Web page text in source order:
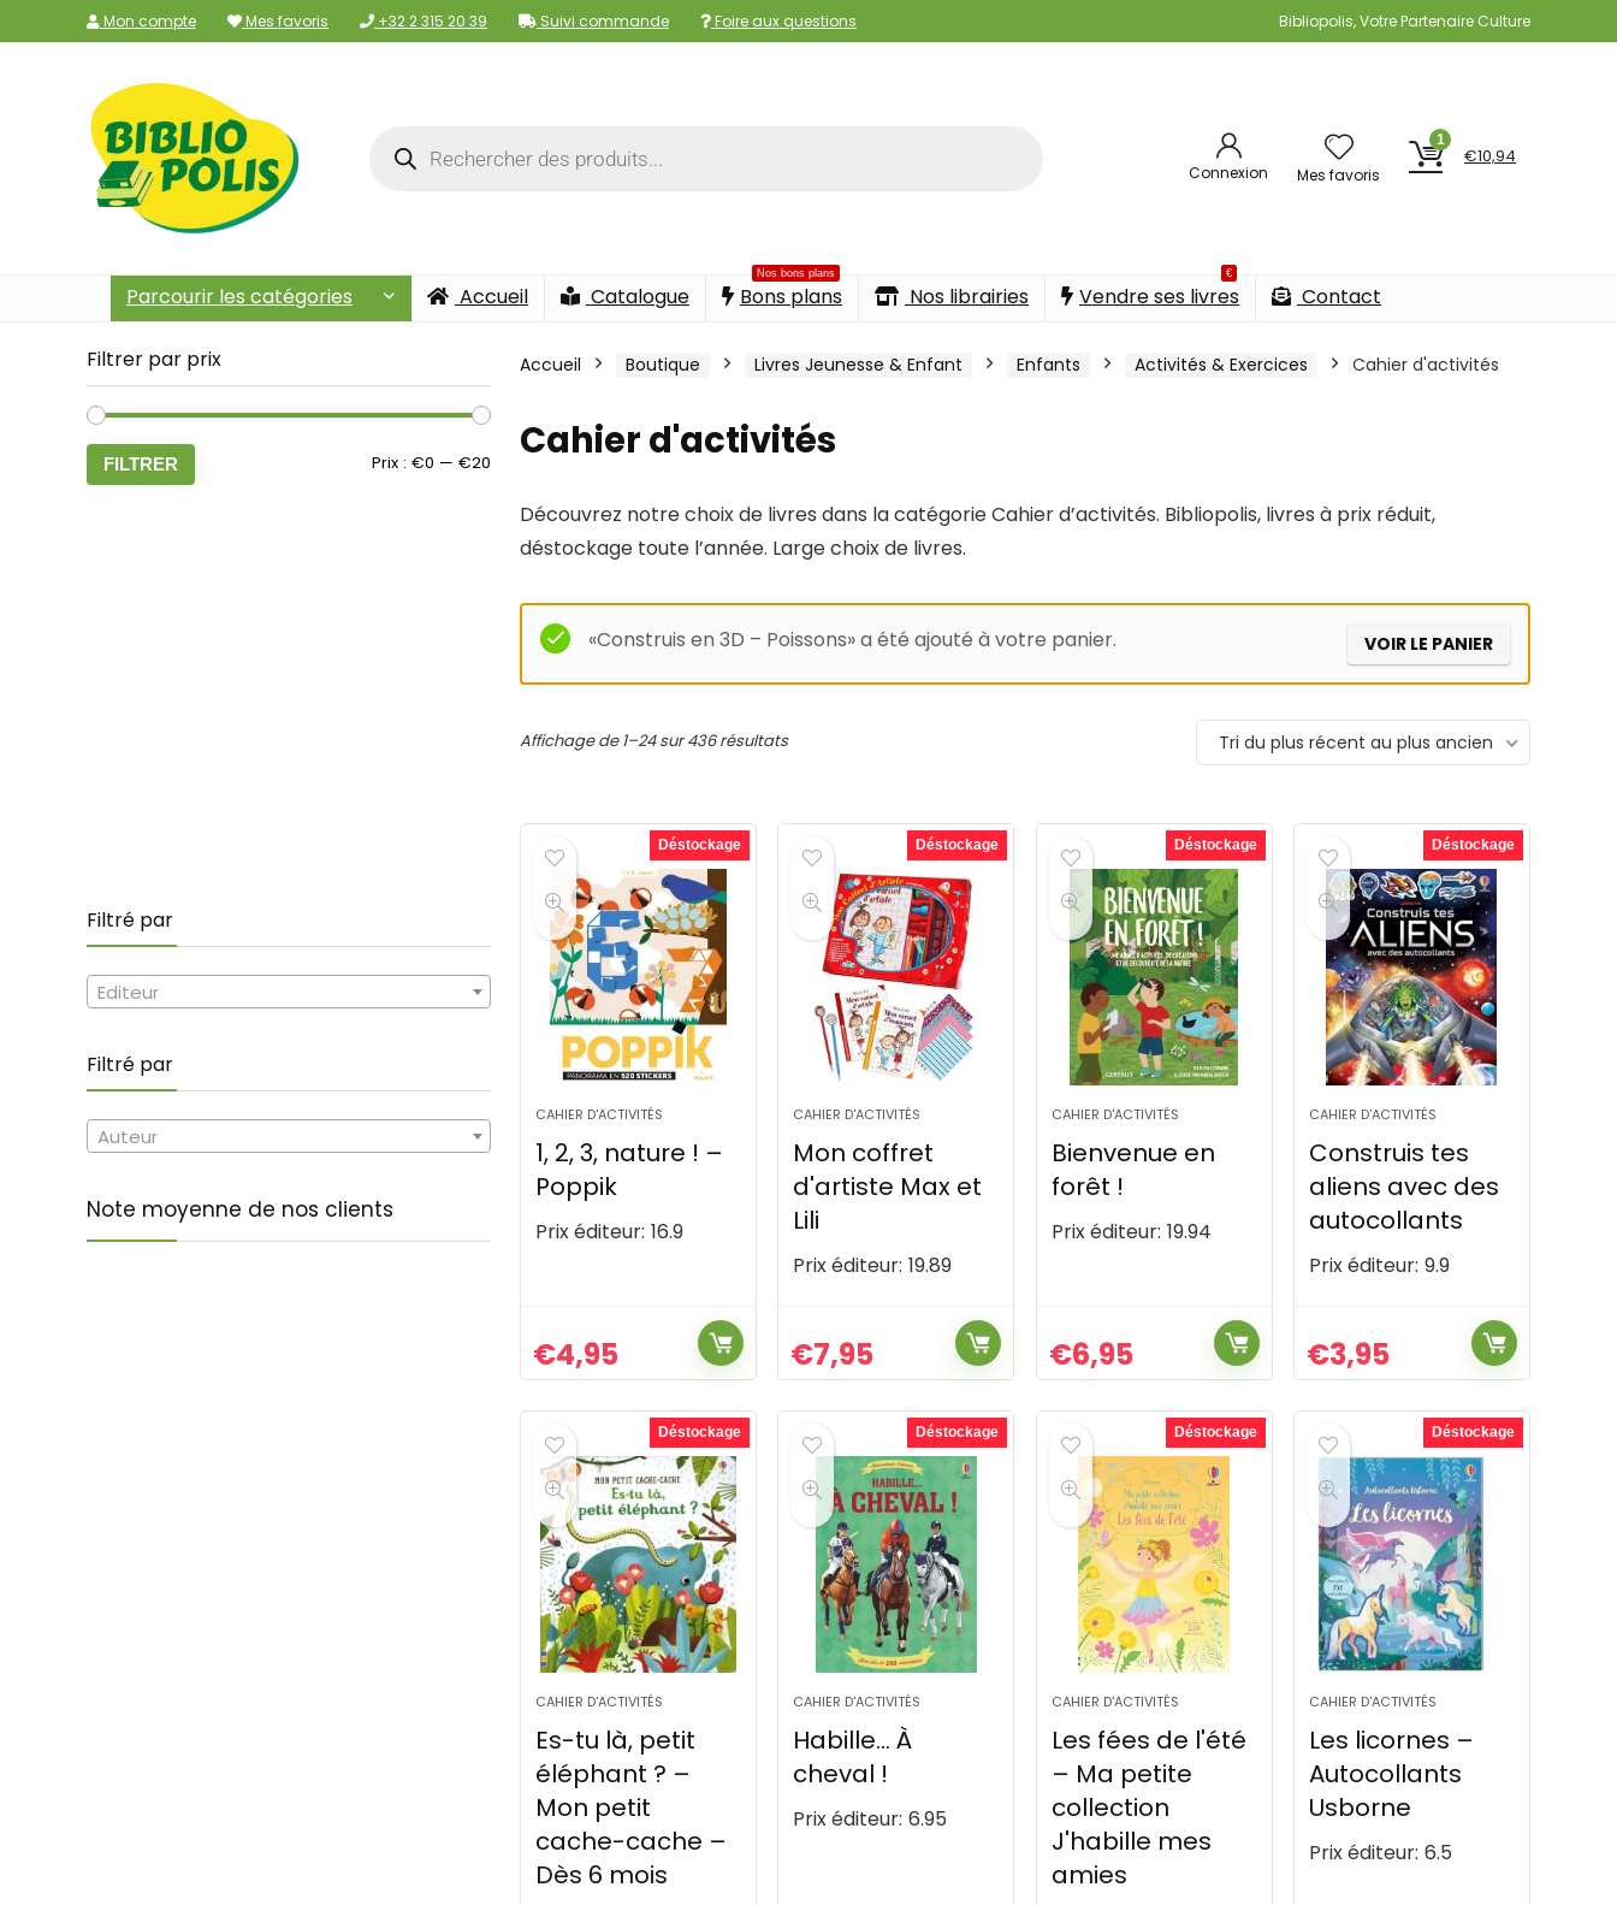
Mon compte Mes favoris +32 2 315 20 39 Suivi commande Foire aux questions Bibliopolis, Votre Partenaire Culture
Connexion Mes favoris
1
€10,94
Parcourir les catégories Accueil Catalogue
Nos bons plans
Bons plans Nos librairies
€
Vendre ses livres Contact
Filtrer par prix
FILTRER Prix : €0 — €20
Filtré par
Editeur
Filtré par
Auteur
Note moyenne de nos clients
Accueil Boutique Livres Jeunesse & Enfant Enfants Activités & Exercices Cahier d'activités
Cahier d'activités
Découvrez notre choix de livres dans la catégorie Cahier d’activités. Bibliopolis, livres à prix réduit,
déstockage toute l’année. Large choix de livres.
«Construis en 3D – Poissons» a été ajouté à votre panier. VOIR LE PANIER
Affichage de 1–24 sur 436 résultats Tri du plus récent au plus ancien
Déstockage
CAHIER D'ACTIVITÉS
1, 2, 3, nature ! –
Poppik
Prix éditeur: 16.9
€4,95
Déstockage
CAHIER D'ACTIVITÉS
Mon coffret
d'artiste Max et
Lili
Prix éditeur: 19.89
€7,95
Déstockage
CAHIER D'ACTIVITÉS
Bienvenue en
forêt !
Prix éditeur: 19.94
€6,95
Déstockage
CAHIER D'ACTIVITÉS
Construis tes
aliens avec des
autocollants
Prix éditeur: 9.9
€3,95
Déstockage
CAHIER D'ACTIVITÉS
Es-tu là, petit
éléphant ? –
Mon petit
cache-cache –
Dès 6 mois
Déstockage
CAHIER D'ACTIVITÉS
Habille… À
cheval !
Prix éditeur: 6.95
Déstockage
CAHIER D'ACTIVITÉS
Les fées de l'été
– Ma petite
collection
J'habille mes
amies
Déstockage
CAHIER D'ACTIVITÉS
Les licornes –
Autocollants
Usborne
Prix éditeur: 6.5